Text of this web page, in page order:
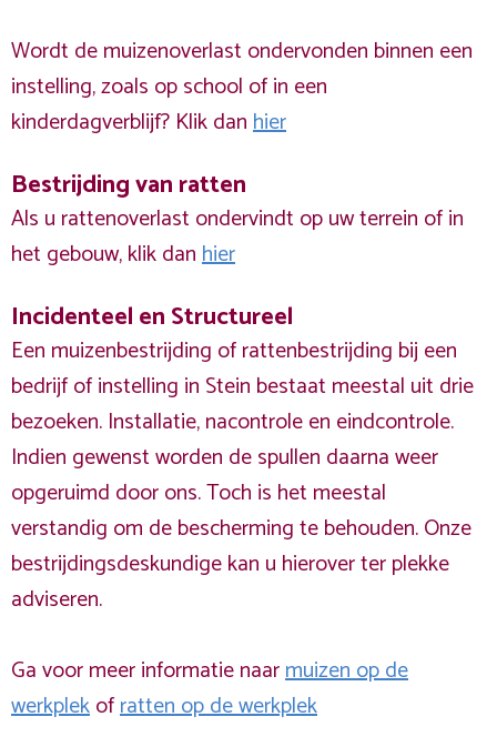
Wordt de muizenoverlast ondervonden binnen een
instelling, zoals op school of in een
kinderdagverblijf? Klik danhier
Bestrijding van ratten
Als u rattenoverlast ondervindt op uw terrein of in
het gebouw, klik danhier
Incidenteel en Structureel
Een muizenbestrijding of rattenbestrijding bij een
bedrijf of instelling in Stein bestaat meestal uit drie
bezoeken. Installatie, nacontrole en eindcontrole.
Indien gewenst worden de spullen daarna weer
opgeruimd door ons. Toch is het meestal
verstandig om de bescherming te behouden. Onze
bestrijdingsdeskundige kan u hierover ter plekke
adviseren.
Ga voor meer informatie naarmuizen op de
werkplekofratten op de werkplek